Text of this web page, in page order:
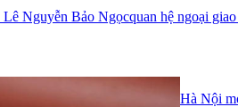
Lê Nguyễn Bảo Ngọcquan hệ ngoại
Hà Nội